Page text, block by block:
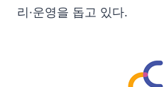
리·운영을 돕고 있다.